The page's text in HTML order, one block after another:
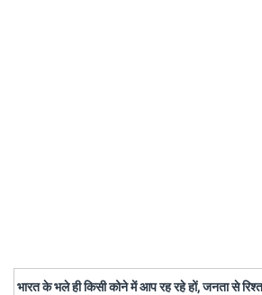
भारत के भले ही किसी कोने में आप रह रहे हों, जनता से